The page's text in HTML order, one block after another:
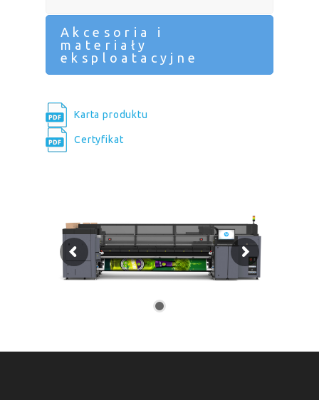
Akcesoria i
materiały
eksploatacyjne
Karta produktu
Certyfikat